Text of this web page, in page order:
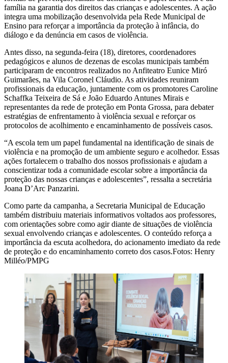
família na garantia dos direitos das crianças e adolescentes. A ação
integra uma mobilização desenvolvida pela Rede Municipal de
Ensino para reforçar a importância da proteção à infância, do
diálogo e da denúncia em casos de violência.
Antes disso, na segunda-feira (18), diretores, coordenadores
pedagógicos e alunos de dezenas de escolas municipais também
participaram de encontros realizados no Anfiteatro Eunice Miró
Guimarães, na Vila Coronel Cláudio. As atividades reuniram
profissionais da educação, juntamente com os promotores Caroline
Schaffka Teixeira de Sá e João Eduardo Antunes Mirais e
representantes da rede de proteção em Ponta Grossa, para debater
estratégias de enfrentamento à violência sexual e reforçar os
protocolos de acolhimento e encaminhamento de possíveis casos.
“A escola tem um papel fundamental na identificação de sinais de
violência e na promoção de um ambiente seguro e acolhedor. Essas
ações fortalecem o trabalho dos nossos profissionais e ajudam a
conscientizar toda a comunidade escolar sobre a importância da
proteção das nossas crianças e adolescentes”, ressalta a secretária
Joana D’Arc Panzarini.
Como parte da campanha, a Secretaria Municipal de Educação
também distribuiu materiais informativos voltados aos professores,
com orientações sobre como agir diante de situações de violência
sexual envolvendo crianças e adolescentes. O conteúdo reforça a
importância da escuta acolhedora, do acionamento imediato da rede
de proteção e do encaminhamento correto dos casos.Fotos: Henry
Milléo/PMPG